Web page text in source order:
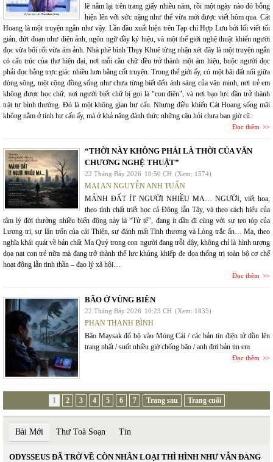
lẽ nằm lại trên trang giấy nhiều năm, rồi một ngày nào đó bỗng
hiện lên với sức nặng như thể vừa mới được viết hôm qua. Cát
Hoang là một truyện ngắn như vậy. Lần đầu xuất hiện trên Tạp chí Hợp Lưu bởi lối viết tối
giản, đứt đoạn như điện ảnh, ngôn ngữ đầy ký hiệu, và một thế giới nghệ thuật khiến người
đọc vừa bối rối vừa ám ảnh. Nhà phê bình Thụy Khuê từng nhận xét đây là một truyện ngắn
có cấu trúc của thơ hiện đại, nơi mỗi câu chữ đều trở thành một ám hiệu, buộc người đọc
phải đọc bằng trực giác nhiều hơn bằng cốt truyện. Trong thế giới ấy, có một bãi đất nổi giữa
dòng sông, một cộng đồng sống như chưa từng biết đến ánh sáng của văn minh, nơi trẻ em
không được học chữ, nơi người biết chữ bị gọi là "con điên", và nơi bạo lực dần trở thành
trật tự bình thường. Đó là một không gian hư cấu. Nhưng điều khiến Cát Hoang sống mãi
không nằm ở tính hư cấu ấy, mà ở khả năng đánh thức những câu hỏi chưa bao giờ cũ:
Đọc thêm
“THỜI NÀY KHÔNG PHẢI LÀ THỜI CỦA VĂN
CHƯƠNG NGHỆ THUẬT”
22 Tháng Bảy 2026 10:50 CH (Xem: 1574)
MAI AN NGUYỄN ANH TUẤN
MẢNH ĐẤT ÍT NGƯỜI NHIỀU MA… NGƯỜI, viết hoa,
theo tính chất triết học cả Đông lẫn Tây, và theo cách hiểu của
tâm lý đời thường nhiều biến động này là “Tử tế”, đang ít dần đi cùng với sự teo tóp của
Lương tri, sự lẩn trốn của cái Thiện, sự đánh mất Tình thương và Lòng trắc ẩn… Ma, theo
nghĩa khái quát về bản chất Ma Quỷ trong con người đang trỗi dậy, không chỉ là hình tượng
dọa nạt con trẻ nữa mà đang trở thành thế lực khủng khiếp đe dọa thống trị toàn bộ cơ chế
hoạt động lẫn tinh thần – đạo lý xã hội…
Đọc thêm
BÃO Ở VÙNG BIÊN
22 Tháng Bảy 2026 10:23 CH (Xem: 1835)
PHAN THANH BÌNH
Bão Maysak đổ bộ vào Móng Cái / các bản tin điện tử dồn lên
trang nhất / suốt nhiều giờ chống bão / anh đợi bản tin em
Đọc thêm
1 2 3 4 5 6 7 Trang sau Trang cuối
Bài Mới Thư Toà Soạn Tin
ODYSSEUS ĐÃ TRỞ VỀ CÒN NHÂN LOẠI THÌ HÌNH NHƯ VẪN ĐANG